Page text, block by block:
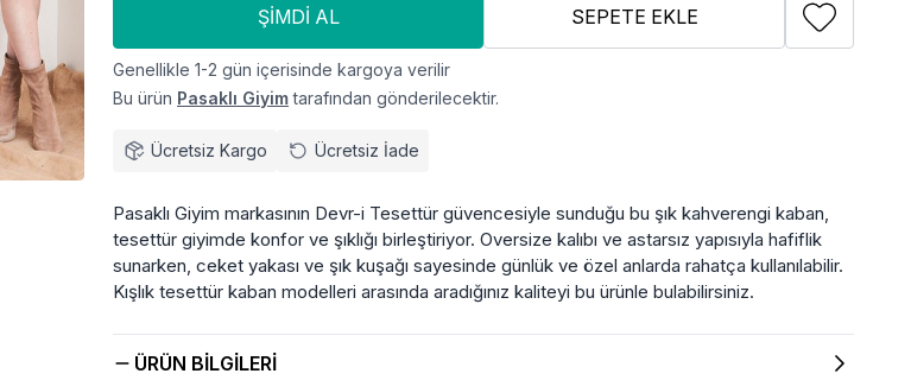
ŞIMDI AL SEPETE EKLE
Genellikle 1-2 gün içerisinde kargoya verilir
Bu ürün Pasaklı Giyimtarafından gönderilecektir.
Ücretsiz Kargo Ücretsiz İade
Pasaklı Giyim markasının Devr-i Tesettür güvencesiyle sunduğu bu şık kahverengi kaban,
tesettür giyimde konfor ve şıklığı birleştiriyor. Oversize kalıbı ve astarsız yapısıyla hafiflik
sunarken, ceket yakası ve şık kuşağı sayesinde günlük ve özel anlarda rahatça kullanılabilir.
Kışlık tesettür kaban modelleri arasında aradığınız kaliteyi bu ürünle bulabilirsiniz.
ÜRÜN BILGILERI